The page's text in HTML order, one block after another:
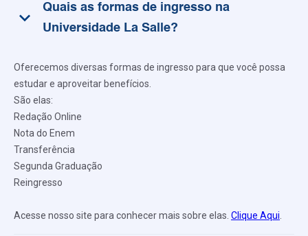
keyboard_arrow_down
Quais as formas de ingresso na
Universidade La Salle?
Oferecemos diversas formas de ingresso para que você possa
estudar e aproveitar benefícios.
São elas:
Redação Online
Nota do Enem
Transferência
Segunda Graduação
Reingresso
Acesse nosso site para conhecer mais sobre elas. Clique Aqui